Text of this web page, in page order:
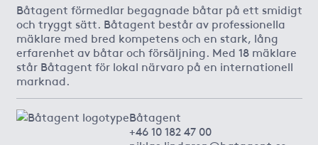
Båtagent förmedlar begagnade båtar på ett smidigt
och tryggt sätt. Båtagent består av professionella
mäklare med bred kompetens och en stark, lång
erfarenhet av båtar och försäljning. Med 18 mäklare
står Båtagent för lokal närvaro på en internationell
marknad.
Båtagent
+46 10 182 47 00